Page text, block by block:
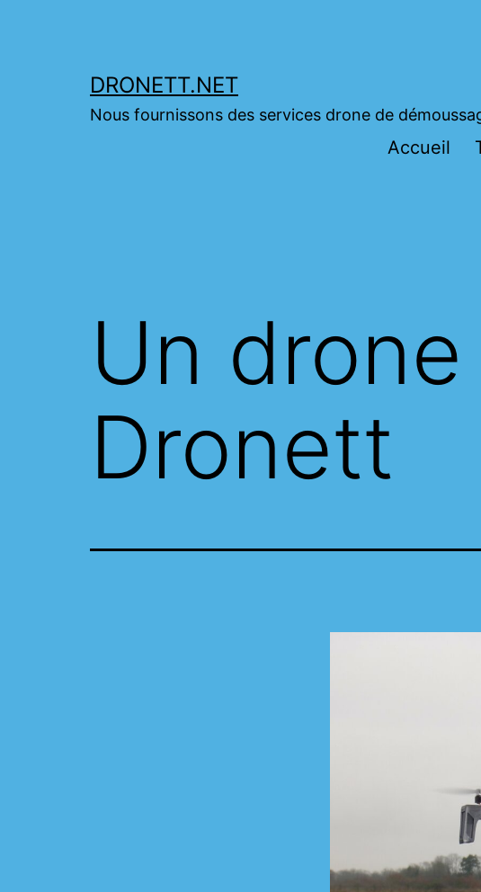
DRONETT.NET
Nous fournissons des services drone de
Accueil
Un
Dronett